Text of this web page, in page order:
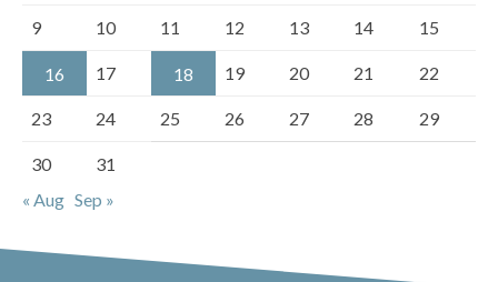
9 10 11 12 13 14 15
16 17 18 19 20 21 22
23 24 25 26 27 28 29
30
31
« Aug Sep »